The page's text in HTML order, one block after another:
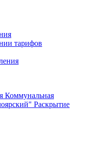
тарифов
Коммунальная
Раскрытие